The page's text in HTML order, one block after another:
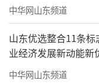
“画家的天
民族传统艺术
为我作品的题
中华网山东频道
山东优选整合11条
业经济发展新动能新
中华网山东频道